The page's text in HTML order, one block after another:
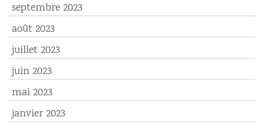
septembre 2023
août 2023
juillet 2023
juin 2023
mai 2023
janvier 2023